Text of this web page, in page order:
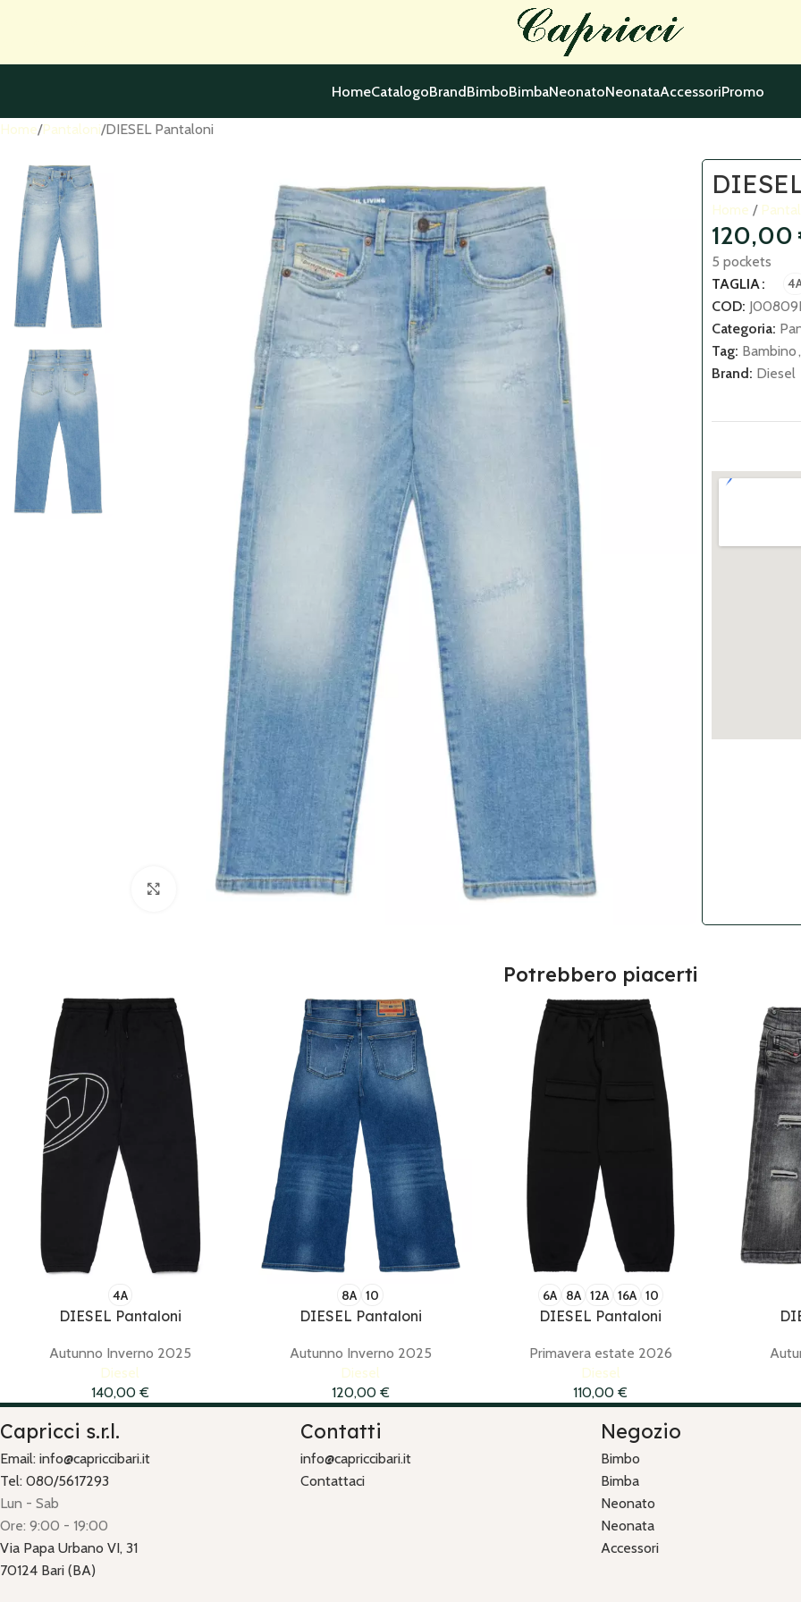
HomeCatalogoBrandBimboBimbaNeonatoNeonataAccessoriPromo
Home Pantaloni DIESEL Pantaloni
Click to enlarge
Home
120,00
5 pockets
TAGLIA
COD:
Categoria:
Tag: Bambino ,
Brand: Diesel
Potrebbero piacerti
4A
DIESEL Pantaloni
Autunno Inverno 2025
Diesel
140,00 €
8A 10
DIESEL Pantaloni
Autunno Inverno 2025
Diesel
120,00 €
6A 8A 12A 16A 10
DIESEL Pantaloni
Primavera estate 2026
Diesel
110,00€
Capricci s.r.l.
Email: info@capriccibari.it
Tel: 080/5617293
Lun - Sab
Ore: 9:00 - 19:00
Via Papa Urbano VI, 31
70124 Bari (BA)
Contatti
info@capriccibari.it
Contattaci
Negozio
Bimbo
Bimba
Neonato
Neonata
Accessori